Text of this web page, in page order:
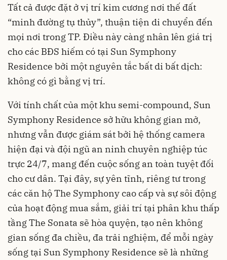
Tất cả được đặt ở vị trí kim cương nơi thế đất
“minh đường tụ thủy”, thuận tiện di chuyển đến
mọi nơi trong TP. Điều này càng nhân lên giá trị
cho các BĐS hiếm có tại Sun Symphony
Residence bởi một nguyên tắc bất di bất dịch:
không có gì bằng vị trí.
Với tính chất của một khu semi-compound, Sun
Symphony Residence sở hữu không gian mở,
nhưng vẫn được giám sát bởi hệ thống camera
hiện đại và đội ngũ an ninh chuyên nghiệp túc
trực 24/7, mang đến cuộc sống an toàn tuyệt đối
cho cư dân. Tại đây, sự yên tĩnh, riêng tư trong
các căn hộ The Symphony cao cấp và sự sôi động
của hoạt động mua sắm, giải trí tại phân khu thấp
tầng The Sonata sẽ hòa quyện, tạo nên không
gian sống đa chiều, đa trải nghiệm, để mỗi ngày
sống tại Sun Symphony Residence sẽ là những